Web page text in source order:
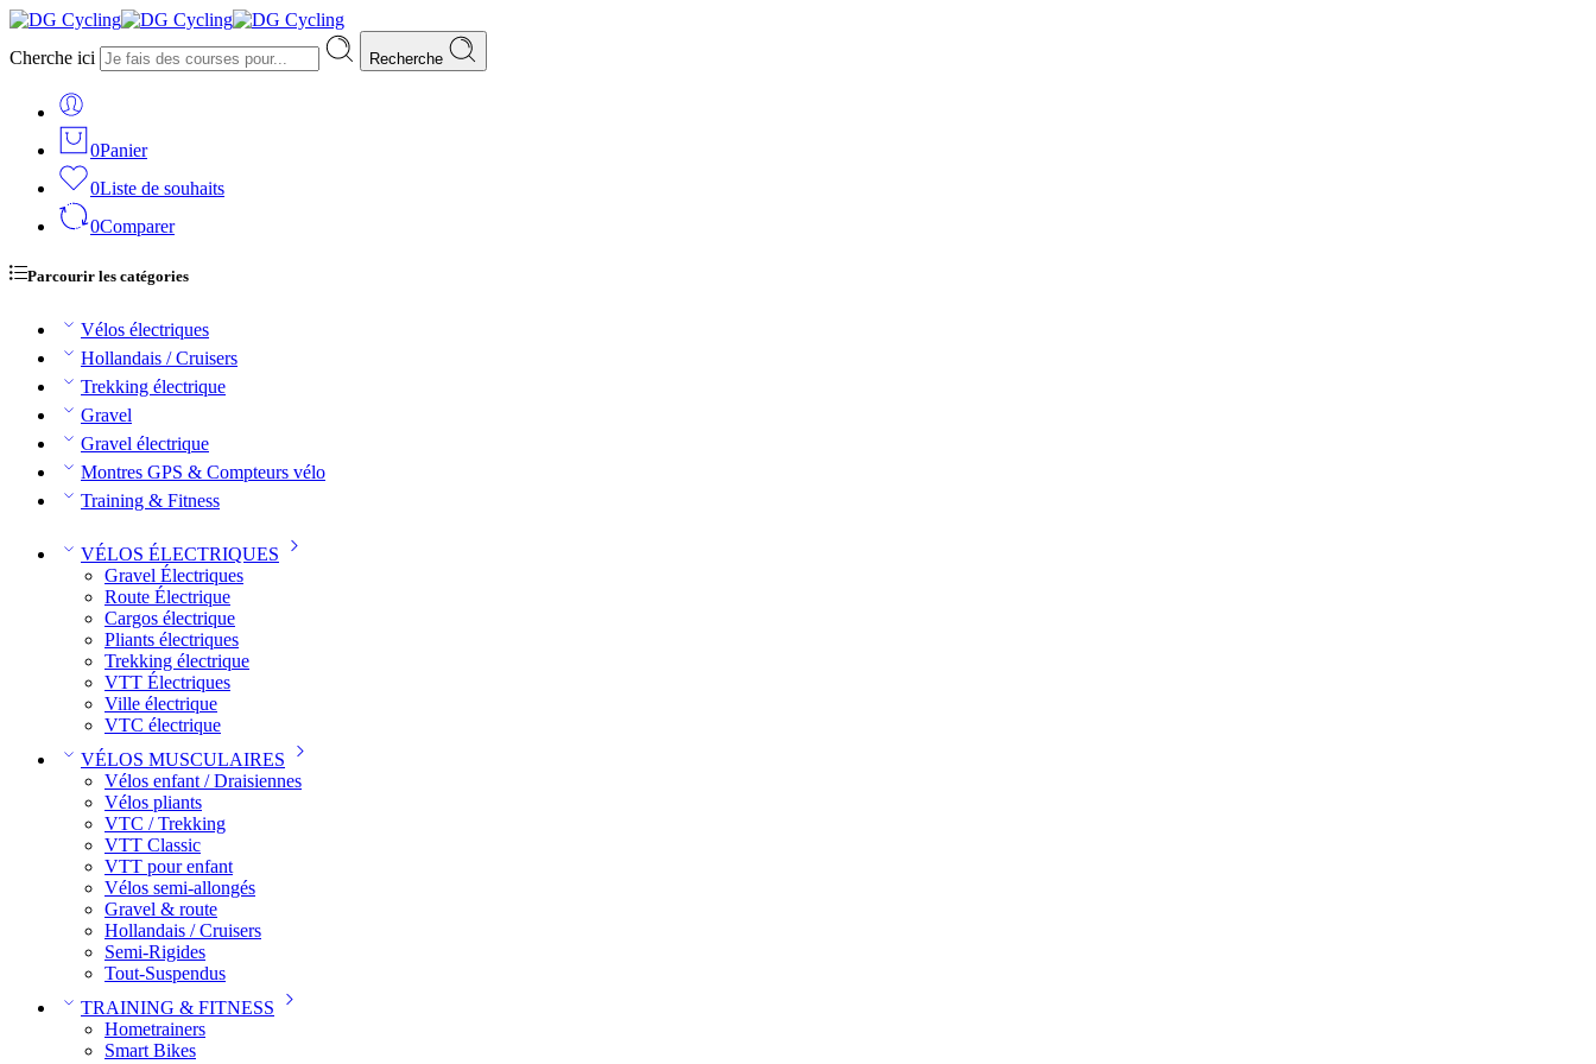
Cherche ici Recherche
0Panier
0Liste de souhaits
0Comparer
Parcourir les catégories
Vélos électriques
Hollandais / Cruisers
Trekking électrique
Gravel
Gravel électrique
Montres GPS & Compteurs vélo
Training & Fitness
VÉLOS ÉLECTRIQUES
Gravel Électriques
Route Électrique
Cargos électrique
Pliants électriques
Trekking électrique
VTT Électriques
Ville électrique
VTC électrique
VÉLOS MUSCULAIRES
Vélos enfant / Draisiennes
Vélos pliants
VTC / Trekking
VTT Classic
VTT pour enfant​
Vélos semi-allongés
Gravel & route
Hollandais / Cruisers
Semi-Rigides
Tout-Suspendus
TRAINING & FITNESS
Hometrainers
Smart Bikes